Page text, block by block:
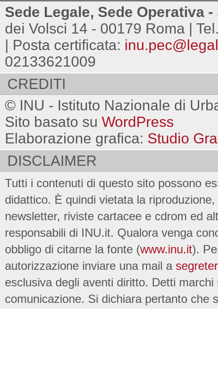
Sede Legale, Sede Operativa
dei Volsci 14 - 00179 Roma |
| Posta certificata:
02133621009
CREDITI
© INU - Istituto Nazionale di
Sito basato su WordPress
Elaborazione grafica: Studio
DISCLAIMER
Tutti i contenuti di questo sito possono
didattico. È quindi vietata la
newsletter, riviste cartacee e cdrom ed
responsabili di INU.it. Qualora venga
obbligo di citarne la fonte (www.inu.it).
autorizzazione inviare una mail a
esclusiva degli aventi diritto. Detti
comunicazione. Si dichiara pertanto che